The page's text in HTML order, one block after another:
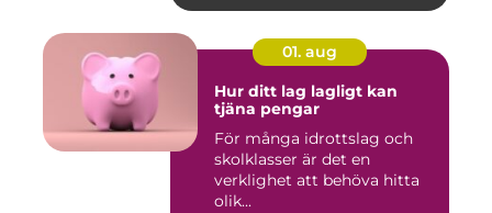
01. aug
Hur ditt lag lagligt kan
tjäna pengar
För många idrottslag och
skolklasser är det en
verklighet att behöva hitta
olik...